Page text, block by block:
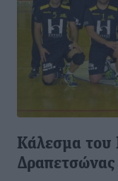
Κάλεσμα του
Δραπετσώνας